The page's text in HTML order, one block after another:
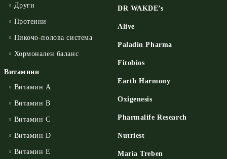
Други
Протеини
Пикочо-полова система
Хормонален баланс
Витамини
Витамин А
Витамин B
Витамин C
Витамин D
Витамин E
DR WAKDE’s
Alive
Paladin Pharma
Fitobios
Earth Harmony
Oxigenesis
Pharmalife Research
Nutriest
Maria Treben